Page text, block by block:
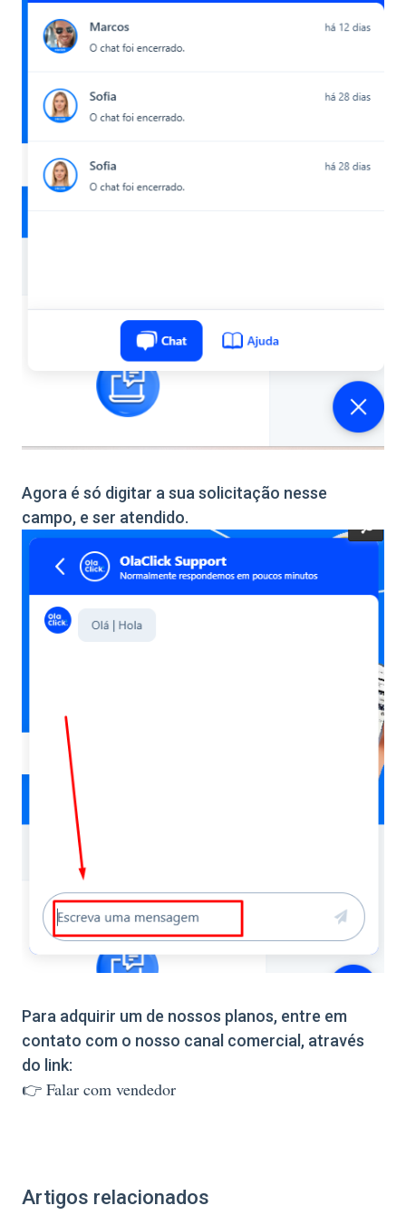
Agora é só digitar a sua solicitação nesse
campo, e ser atendido.
Para adquirir um de nossos planos, entre em
contato com o nosso canal comercial, através
do link:
👉 Falar com vendedor
Artigos relacionados